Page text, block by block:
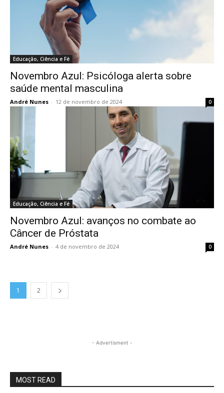
Educação, Ciência e Fé
Novembro Azul: Psicóloga alerta sobre
saúde mental masculina
André Nunes - 12 de novembro de 2024 0
Educação, Ciência e Fé
Novembro Azul: avanços no combate ao
Câncer de Próstata
André Nunes - 4 de novembro de 2024 0
1 2
- Advertisment -
MOST READ